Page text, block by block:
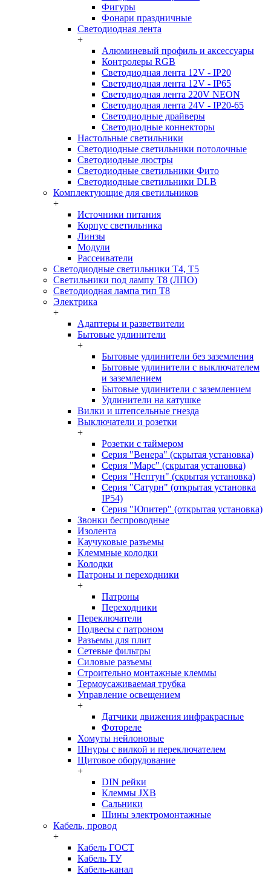
Фигуры
Фонари праздничные
Светодиодная лента
+
Алюминевый профиль и аксессуары
Контролеры RGB
Светодиодная лента 12V - IP20
Светодиодная лента 12V - IP65
Светодиодная лента 220V NEON
Светодиодная лента 24V - IP20-65
Светодиодные драйверы
Светодиодные коннекторы
Настольные светильники
Светодиодные светильники потолочные
Светодиодные люстры
Светодиодные светильники Фито
Светодиодные светильники DLB
Комплектующие для светильников
+
Источники питания
Корпус светильника
Линзы
Модули
Рассеиватели
Светодиодные светильники T4, T5
Светильники под лампу Т8 (ЛПО)
Светодиодная лампа тип T8
Электрика
+
Адаптеры и разветвители
Бытовые удлинители
+
Бытовые удлинители без заземления
Бытовые удлинители с выключателем
и заземлением
Бытовые удлинители с заземлением
Удлинители на катушке
Вилки и штепсельные гнезда
Выключатели и розетки
+
Розетки с таймером
Серия "Венера" (скрытая установка)
Серия "Марс" (скрытая установка)
Серия "Нептун" (скрытая установка)
Серия "Сатурн" (открытая установка
IP54)
Серия "Юпитер" (открытая установка)
Звонки беспроводные
Изолента
Каучуковые разъемы
Клеммные колодки
Колодки
Патроны и переходники
+
Патроны
Переходники
Переключатели
Подвесы с патроном
Разъемы для плит
Сетевые фильтры
Силовые разъемы
Строительно монтажные клеммы
Термоусаживаемая трубка
Управление освещением
+
Датчики движения инфракрасные
Фотореле
Хомуты нейлоновые
Шнуры с вилкой и переключателем
Щитовое оборудование
+
DIN рейки
Клеммы JXB
Сальники
Шины электромонтажные
Кабель, провод
+
Кабель ГОСТ
Кабель ТУ
Кабель-канал